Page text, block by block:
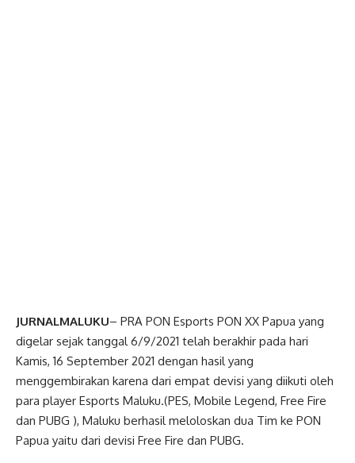
JURNALMALUKU– PRA PON Esports PON XX Papua yang
digelar sejak tanggal 6/9/2021 telah berakhir pada hari
Kamis, 16 September 2021 dengan hasil yang
menggembirakan karena dari empat devisi yang diikuti oleh
para player Esports Maluku.(PES, Mobile Legend, Free Fire
dan PUBG ), Maluku berhasil meloloskan dua Tim ke PON
Papua yaitu dari devisi Free Fire dan PUBG.